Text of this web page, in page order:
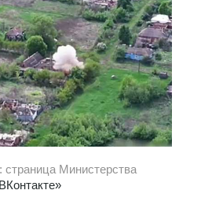
страница Министерства